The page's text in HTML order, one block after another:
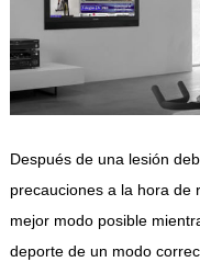
Después de una lesión
precauciones a la hora de
mejor modo posible
deporte de un modo